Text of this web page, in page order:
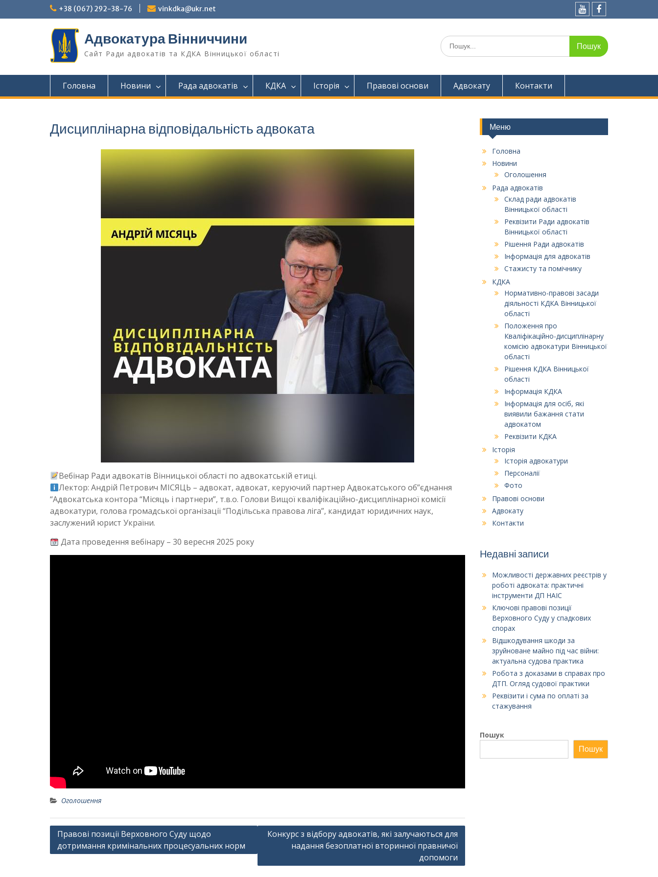
+38 (067) 292-38-76
vinkdka@ukr.net
YoutubeFacebook
Адвокатура Вінниччини
Сайт Ради адвокатів та КДКА Вінницької області
Шукати:
Головна Новини Рада адвокатів КДКА Історія Правові основи Адвокату Контакти
Дисциплінарна відповідальність адвоката
Вебінар Ради адвокатів Вінницької області по адвокатській етиці.
Лектор: Андрій Петрович МІСЯЦЬ – адвокат, адвокат, керуючий партнер Адвокатського об”єднання
“Адвокатська контора “Місяць і партнери”, т.в.о. Голови Вищої кваліфікаційно-дисциплінарної комісії
адвокатури, голова громадської організації “Подільська правова ліга”, кандидат юридичних наук,
заслужений юрист України.
Дата проведення вебінару – 30 вересня 2025 року
Оголошення
Навігація
записів
Правові позиції Верховного Суду щодо
дотримання кримінальних процесуальних норм
Конкурс з відбору адвокатів, які залучаються для
надання безоплатної вторинної правничої
допомоги
Меню
Головна
Новини
Оголошення
Рада адвокатів
Склад ради адвокатів
Вінницької області
Реквізити Ради адвокатів
Вінницької області
Рішення Ради адвокатів
Інформація для адвокатів
Стажисту та помічнику
КДКА
Нормативно-правові засади
діяльності КДКА Вінницької
області
Положення про
Кваліфікаційно-дисциплінарну
комісію адвокатури Вінницької
області
Рішення КДКА Вінницької
області
Інформація КДКА
Інформація для осіб, які
виявили бажання стати
адвокатом
Реквізити КДКА
Історія
Історія адвокатури
Персоналії
Фото
Правові основи
Адвокату
Контакти
Недавні записи
Можливості державних реєстрів у
роботі адвоката: практичні
інструменти ДП НАІС
Ключові правові позиції
Верховного Суду у спадкових
спорах
Відшкодування шкоди за
зруйноване майно під час війни:
актуальна судова практика
Робота з доказами в справах про
ДТП. Огляд судової практики
Реквізити і сума по оплаті за
стажування
Пошук
Пошук